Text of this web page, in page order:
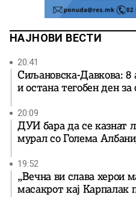
НАЈНОВИ ВЕСТИ
20:41
Сиљановска-Давкова: 8
и остана тегобен ден за
20:09
ДУИ бара да се казнат
мурал со Голема
19:52
„Вечна ви слава херои
масакрот кај Карпалак